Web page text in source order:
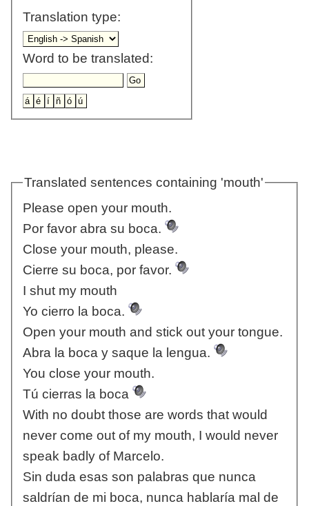
Translation type:
Word to be translated:
Translated sentences containing 'mouth'
Please open your mouth.
Por favor abra su boca.
Close your mouth, please.
Cierre su boca, por favor.
I shut my mouth
Yo cierro la boca.
Open your mouth and stick out your tongue.
Abra la boca y saque la lengua.
You close your mouth.
Tú cierras la boca
With no doubt those are words that would
never come out of my mouth, I would never
speak badly of Marcelo.
Sin duda esas son palabras que nunca
saldrían de mi boca, nunca hablaría mal de